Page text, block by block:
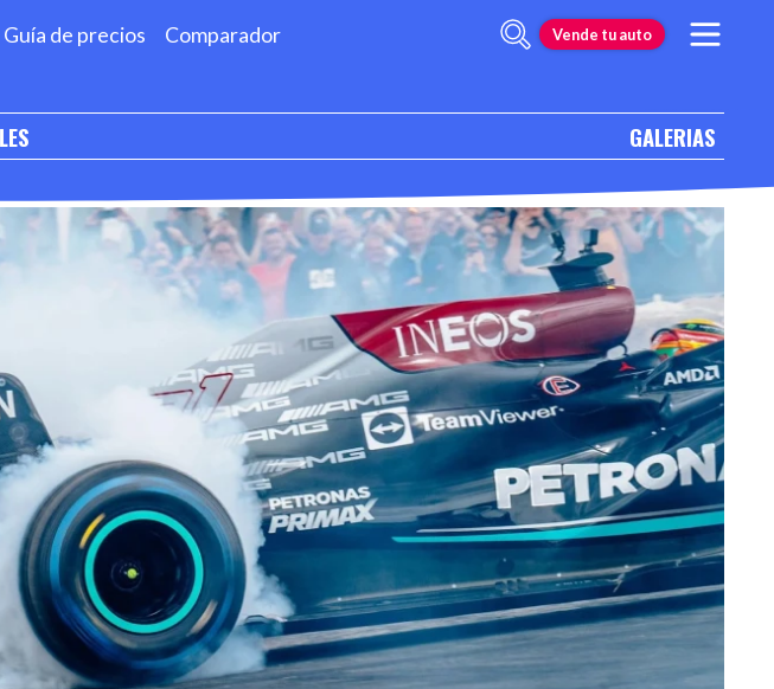
Guía de precios Comparador Vende tu auto
GALERIAS